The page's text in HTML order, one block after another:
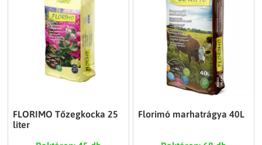
FLORIMO Tőzegkocka 25
liter
Florimó marhatrágya 40L